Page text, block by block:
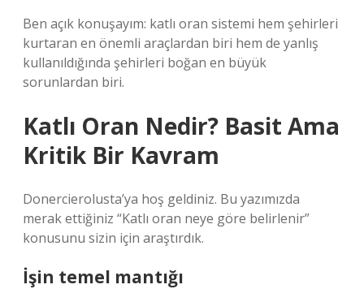
Ben açık konuşayım: katlı oran sistemi hem şehirleri
kurtaran en önemli araçlardan biri hem de yanlış
kullanıldığında şehirleri boğan en büyük
sorunlardan biri.
Katlı Oran Nedir? Basit Ama
Kritik Bir Kavram
Donercierolusta’ya hoş geldiniz. Bu yazımızda
merak ettiğiniz “Katlı oran neye göre belirlenir”
konusunu sizin için araştırdık.
İşin temel mantığı